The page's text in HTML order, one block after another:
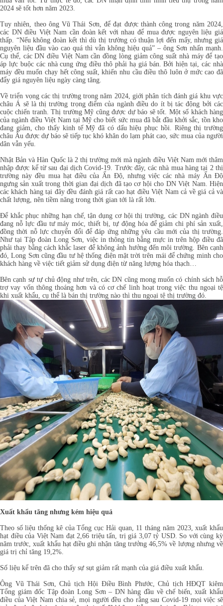
2024 sẽ tốt hơn năm 2023.
Tuy nhiên, theo ông Vũ Thái Sơn, để đạt được thành công trong năm 2024,
các DN điều Việt Nam cần đoàn kết với nhau để mua được nguyên liệu giá
thấp. “Nếu không đoàn kết thì dù thị trường có thuận lợi đến mấy, nhưng giá
nguyên liệu đầu vào cao quá thì vẫn không hiệu quả” – ông Sơn nhấn mạnh.
Cụ thể, các DN điều Việt Nam cần đồng lòng giảm công suất nhà máy để tạo
áp lực buộc các nhà cung ứng điều thô phải hạ giá bán. Bởi hiện tại, các nhà
máy đều muốn chạy hết công suất, khiến nhu cầu điều thô luôn ở mức cao đã
đẩy giá nguyên liệu ngày càng tăng.
Về triển vọng các thị trường trong năm 2024, giới phân tích đánh giá khu vực
châu Á sẽ là thị trường trọng điểm của ngành điều do ít bị tác động bởi các
cuộc chiến tranh. Thị trường Mỹ cũng được dự báo sẽ tốt. Một số khách hàng
của ngành điều Việt Nam tại Mỹ cho biết sức mua đã bắt đầu khởi sắc, tồn kho
đang giảm, cho thấy kinh tế Mỹ đã có dấu hiệu phục hồi. Riêng thị trường
châu Âu được dự báo sẽ tiếp tục khó khăn do lạm phát cao, sức mua của người
dân vẫn yếu.
Nhật Bản và Hàn Quốc là 2 thị trường mới mà ngành điều Việt Nam mới thâm
nhập được kể từ sau đại dịch Covid-19. Trước đây, các nhà mua hàng tại 2 thị
trường này đều mua hạt điều của Ấn Độ, nhưng việc các nhà máy Ấn Độ
ngưng sản xuất trong thời gian đại dịch đã tạo cơ hội cho DN Việt Nam. Hiện
các khách hàng tại đây đều đánh giá rất cao hạt điều Việt Nam cả về giá cả và
chất lượng, nên tiềm năng trong thời gian tới là rất lớn.
Để khắc phục những hạn chế, tận dụng cơ hội thị trường, các DN ngành điều
đang nỗ lực đầu tư máy móc, thiết bị, tự động hóa để giảm chi phí sản xuất,
đồng thời nỗ lực chuyển đổi để đáp ứng những yêu cầu mới của thị trường.
Như tại Tập đoàn Long Sơn, việc in thông tin bằng mực in trên hộp điều đã
phải thay bằng cách khắc laser để không ảnh hưởng đến môi trường. Bên cạnh
đó, Long Sơn cũng đầu tư hệ thống điện mặt trời trên mái để chứng minh cho
khách hàng về việc tiết giảm sử dụng điện từ năng lượng hóa thạch…
Bên cạnh sự tự chủ động như trên, các DN cũng mong muốn có chính sách hỗ
trợ vay vốn thông thoáng hơn và có cơ chế linh hoạt trong việc thu ngoại tệ
khi xuất khẩu, cụ thể là bán thị trường nào thì thu ngoại tệ thị trường đó.
Xuất khẩu tăng nhưng kém hiệu quả
Theo số liệu thống kê của Tổng cục Hải quan, 11 tháng năm 2023, xuất khẩu
hạt điều của Việt Nam đạt 2,66 triệu tấn, trị giá 3,07 tỷ USD. So với cùng kỳ
năm trước, xuất khẩu hạt điều ghi nhận tăng trưởng 46,5% về lượng nhưng về
giá trị chỉ tăng 19,2%.
Số liệu kể trên đã cho thấy sự sụt giảm rất mạnh của giá điều xuất khẩu.
Ông Vũ Thái Sơn, Chủ tịch Hội Điều Bình Phước, Chủ tịch HĐQT kiêm
Tổng giám đốc Tập đoàn Long Sơn – DN hàng đầu về chế biến, xuất khẩu
điều của Việt Nam chia sẻ, mọi người đều cho rằng sau Covid-19 mọi việc sẽ